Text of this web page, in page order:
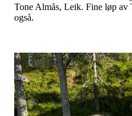
Tone Almås, Leik. Fine løp av
også.